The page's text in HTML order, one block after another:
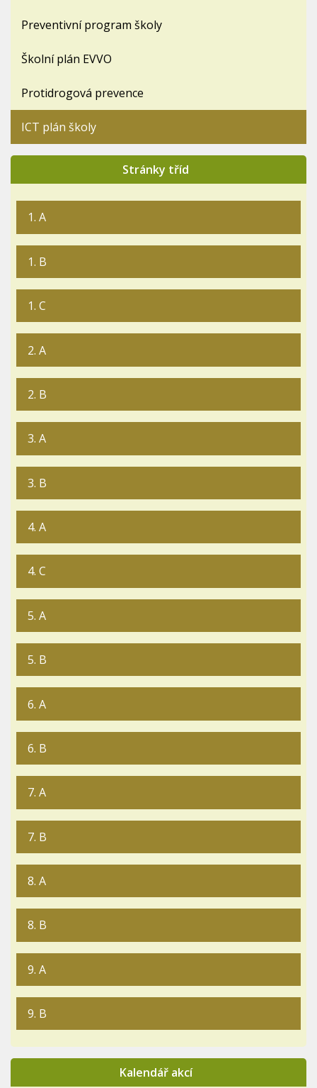
Preventivní program školy
Školní plán EVVO
Protidrogová prevence
ICT plán školy
Stránky tříd
1. A
1. B
1. C
2. A
2. B
3. A
3. B
4. A
4. C
5. A
5. B
6. A
6. B
7. A
7. B
8. A
8. B
9. A
9. B
Kalendář akcí